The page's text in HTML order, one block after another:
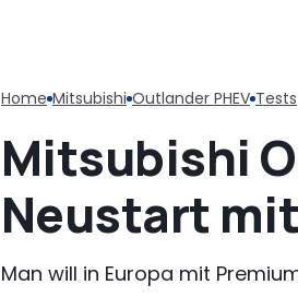
Home Mitsubishi Outlander PHEV Tests
Mitsubishi
Neustart
Man will in Europa mit